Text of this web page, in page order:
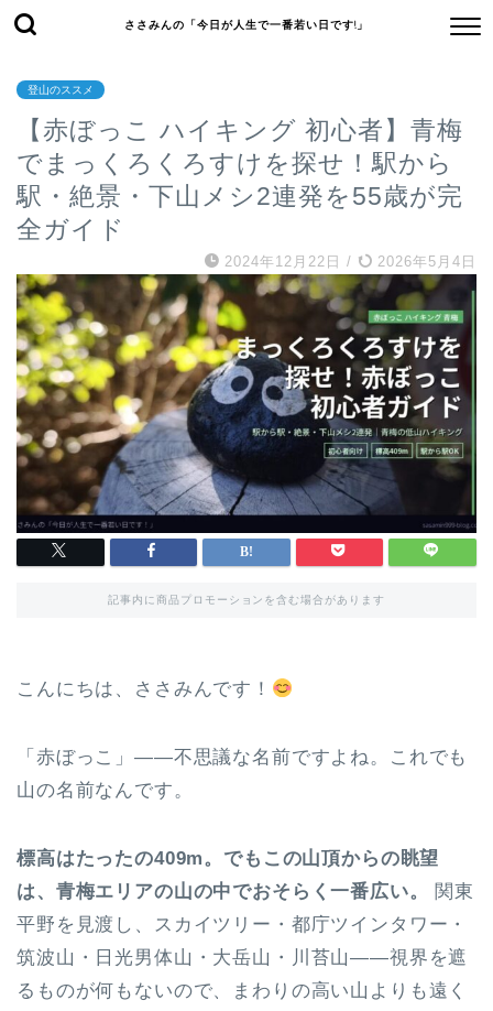
ささみんの「今日が人生で一番若い日です!」
登山のススメ
【赤ぼっこ ハイキング 初心者】青梅
でまっくろくろすけを探せ！駅から
駅・絶景・下山メシ2連発を55歳が完
全ガイド
2024年12月22日 / 2026年5月4日
記事内に商品プロモーションを含む場合があります
こんにちは、ささみんです！
「赤ぼっこ」——不思議な名前ですよね。これでも
山の名前なんです。
標高はたったの409m。でもこの山頂からの眺望
は、青梅エリアの山の中でおそらく一番広い。
関東
平野を見渡し、スカイツリー・都庁ツインタワー・
筑波山・日光男体山・大岳山・川苔山——視界を遮
るものが何もないので、まわりの高い山よりも遠く